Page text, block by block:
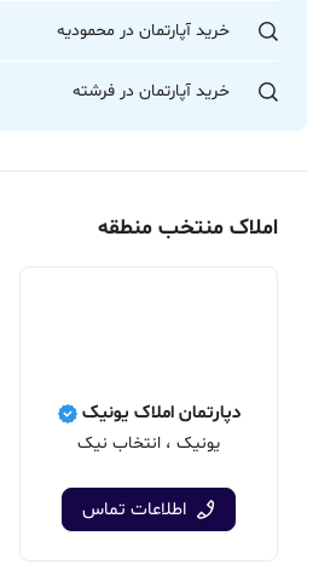
خرید آپارتمان در محمودیه
خرید آپارتمان در فرشته
املاک منتخب منطقه
دپارتمان املاک یونیک
یونیک ، انتخاب نیک
اطلاعات تماس